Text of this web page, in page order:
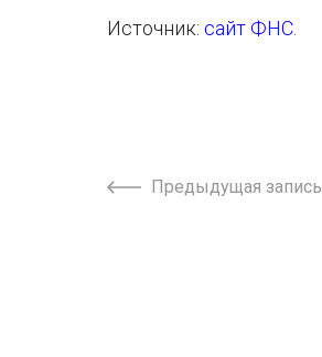
Источник: сайт ФНС
Предыдущая запись